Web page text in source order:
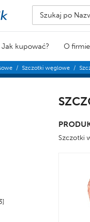
Jak kupować? O firmie
/ Szczotki węglowe /
Szczotki